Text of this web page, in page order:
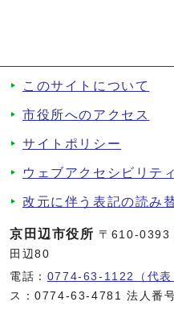
このサイトについて
市役所へのアクセス
サイトポリシー
ウェブアクセシビリティ
改元に伴う表記の読み
京田辺市役所 〒610-0393
田辺80
電話： 0774-63-1122（代表
ス：0774-63-4781 法人番号